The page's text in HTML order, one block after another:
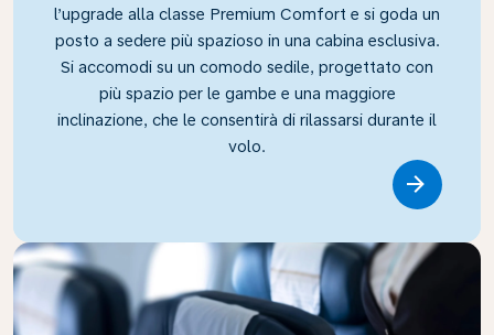
l’upgrade alla classe Premium Comfort e si goda un
posto a sedere più spazioso in una cabina esclusiva.
Si accomodi su un comodo sedile, progettato con
più spazio per le gambe e una maggiore
inclinazione, che le consentirà di rilassarsi durante il
volo.